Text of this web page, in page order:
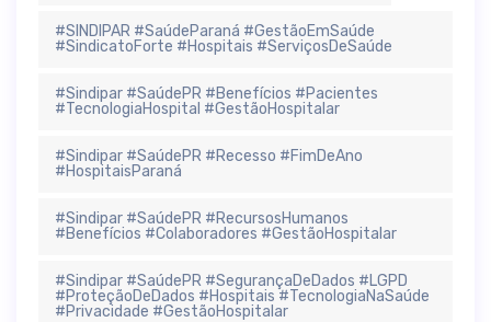
#SINDIPAR #SaúdeParaná #GestãoEmSaúde
#SindicatoForte #Hospitais #ServiçosDeSaúde
#Sindipar #SaúdePR #Benefícios #Pacientes
#TecnologiaHospital #GestãoHospitalar
#Sindipar #SaúdePR #Recesso #FimDeAno
#HospitaisParaná
#Sindipar #SaúdePR #RecursosHumanos
#Benefícios #Colaboradores #GestãoHospitalar
#Sindipar #SaúdePR #SegurançaDeDados #LGPD
#ProteçãoDeDados #Hospitais #TecnologiaNaSaúde
#Privacidade #GestãoHospitalar